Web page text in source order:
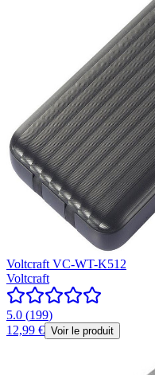
Voltcraft VC-WT-K512
Voltcraft
5.0 (199)
12,99 € Voir le produit